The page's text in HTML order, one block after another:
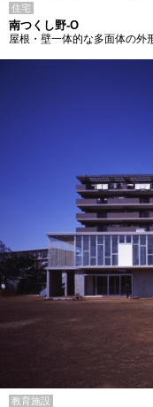
住宅
南つくし野-O
屋根・壁一体的な多面体の外
教育施設